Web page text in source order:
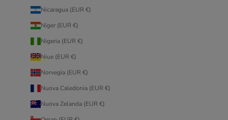
Nicaragua (EUR €)
Niger (EUR €)
Nigeria (EUR €)
Niue (EUR €)
Norvegia (EUR €)
Nuova Caledonia (EUR €)
Nuova Zelanda (EUR €)